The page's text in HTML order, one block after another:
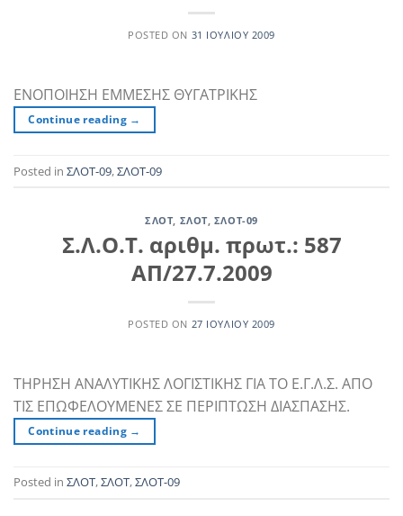
POSTED ON 31 ΙΟΥΛΊΟΥ 2009
ΕΝΟΠΟΙΗΣΗ ΕΜΜΕΣΗΣ ΘΥΓΑΤΡΙΚΗΣ
Continue reading →
Posted in ΣΛΟΤ-09,ΣΛΟΤ-09
ΣΛΟΤ, ΣΛΟΤ, ΣΛΟΤ-09
Σ.Λ.Ο.Τ. αριθμ. πρωτ.: 587
ΑΠ/27.7.2009
POSTED ON 27 ΙΟΥΛΊΟΥ 2009
ΤΗΡΗΣΗ ΑΝΑΛΥΤΙΚΗΣ ΛΟΓΙΣΤΙΚΗΣ ΓΙΑ ΤΟ Ε.Γ.Λ.Σ. ΑΠΟ
ΤΙΣ ΕΠΩΦΕΛΟΥΜΕΝΕΣ ΣΕ ΠΕΡΙΠΤΩΣΗ ΔΙΑΣΠΑΣΗΣ.
Continue reading →
Posted in ΣΛΟΤ,ΣΛΟΤ,ΣΛΟΤ-09